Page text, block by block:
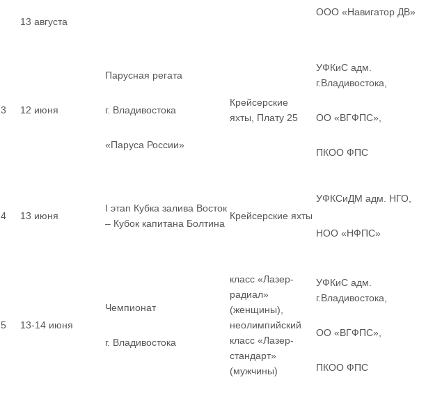
13 августа
ООО «Навигатор ДВ»
3 12 июня
Парусная регата
г. Владивостока
«Паруса России»
Крейсерские
яхты, Плату 25
УФКиС адм.
г.Владивостока,
ОО «ВГФПС»,
ПКОО ФПС
4 13 июня
I этап Кубка залива Восток
– Кубок капитана Болтина
Крейсерские яхты
УФКСиДМ адм. НГО,
НОО «НФПС»
5 13-14 июня
Чемпионат
г. Владивостока
класс «Лазер-
радиал»
(женщины),
неолимпийский
класс «Лазер-
стандарт»
(мужчины)
УФКиС адм.
г.Владивостока,
ОО «ВГФПС»,
ПКОО ФПС